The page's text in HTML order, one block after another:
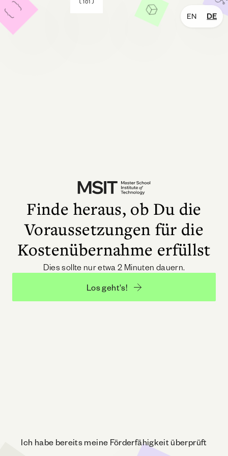
EN DE
Finde heraus, ob Du die
Voraussetzungen für die
Kostenübernahme erfüllst
Dies sollte nur etwa 2 Minuten dauern.
Los geht's!
Ich habe bereits meine Förderfähigkeit überprüft